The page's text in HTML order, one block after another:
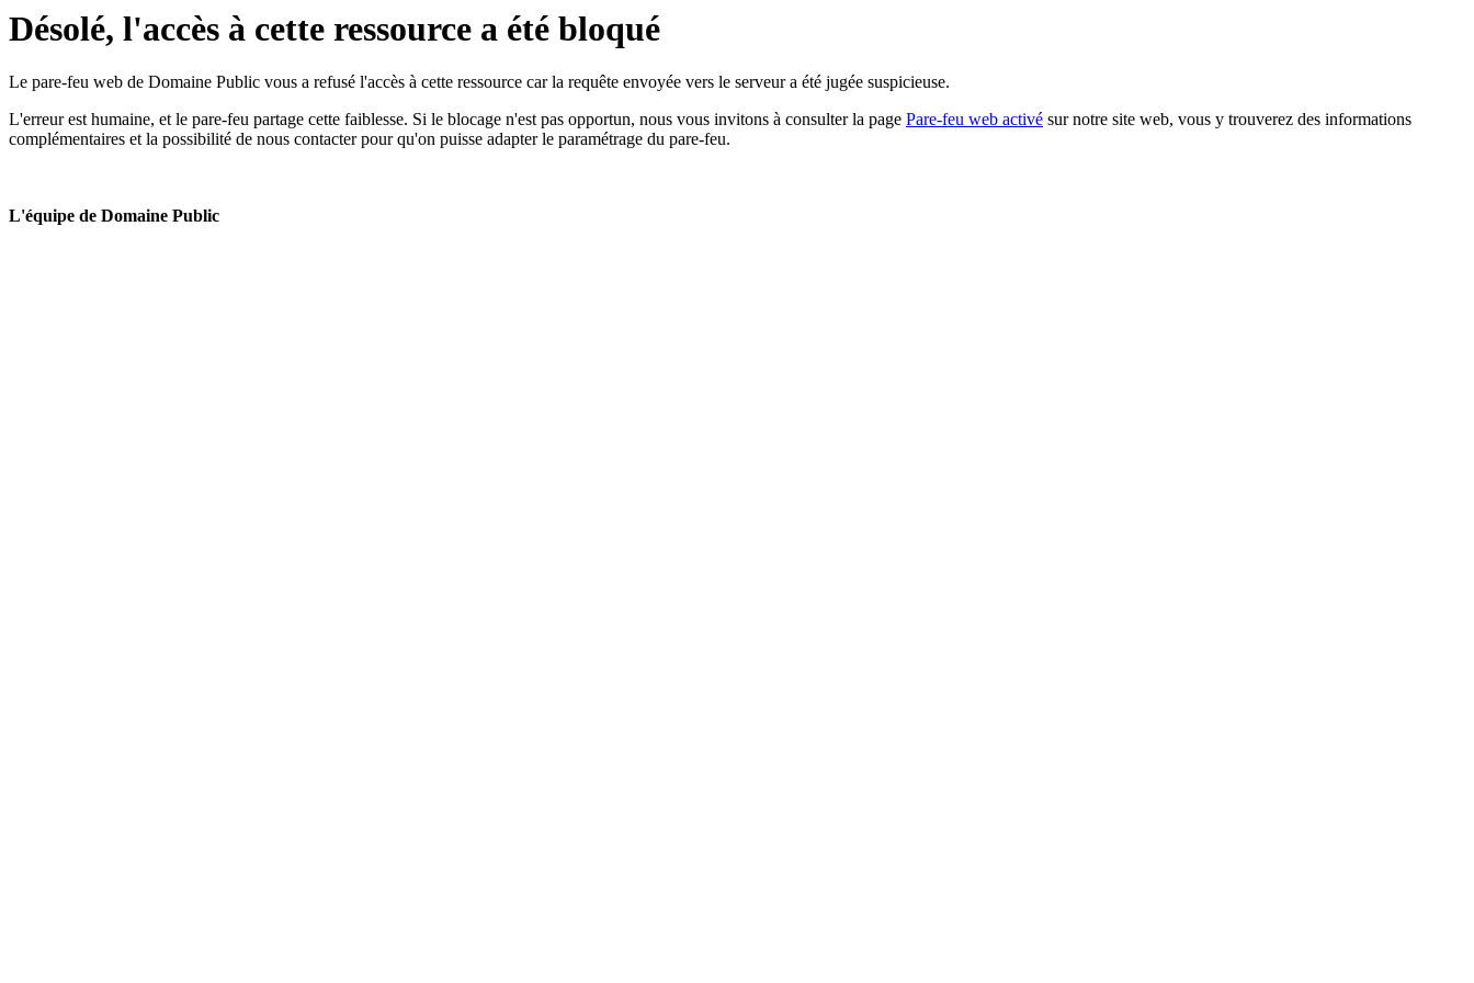
Désolé, l'accès à cette ressource a été bloqué
Le pare-feu web de Domaine Public vous a refusé l'accès à cette ressource car la requête envoyée vers le serveur a été jugée suspicieuse.
L'erreur est humaine, et le pare-feu partage cette faiblesse. Si le blocage n'est pas opportun, nous vous invitons à consulter la page Pare-feu web activé sur notre site web, vous y trouverez des informations
complémentaires et la possibilité de nous contacter pour qu'on puisse adapter le paramétrage du pare-feu.
L'équipe de Domaine Public